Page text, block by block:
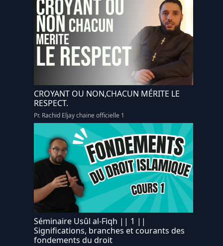
CROYANT OU NON,CHACUN MÉRITE LE
RESPECT.
Pr. Rachid Eljay chaine officielle 1
Séminaire Usûl al-Fiqh || 1 ||
Significations, branches et courants des
fondements du droit